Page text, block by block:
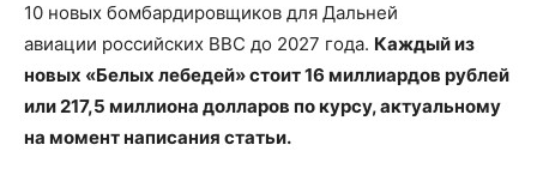
10 новых бомбардировщиков для Дальней
авиации российских ВВС до 2027 года. Каждый из
новых «Белых лебедей»стоит16 миллиардов рублей
или 217,5 миллиона долларов по курсу, актуальному
на момент написания статьи.